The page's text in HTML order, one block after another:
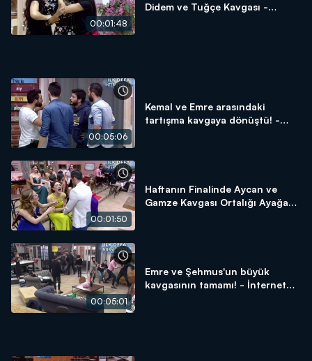
00:01:48
Didem ve Tuğçe Kavgası -
00:05:06
Kemal ve Emre arasındaki
tartışma kavgaya dönüştü! -
00:01:50
Haftanın Finalinde Aycan ve
Gamze Kavgası Ortalığı Ayağa
00:05:01
Emre ve Şehmus'un büyük
kavgasının tamamı! - İnternet